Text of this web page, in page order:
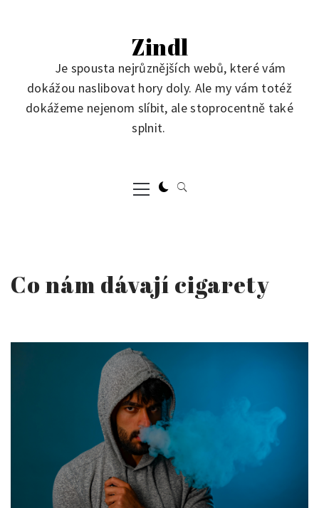
Zindl
Je spousta nejrůznějších webů, které vám
dokážou naslibovat hory doly. Ale my vám totéž
dokážeme nejenom slíbit, ale stoprocentně také
splnit.
Primary
Menu
Co nám dávají cigarety